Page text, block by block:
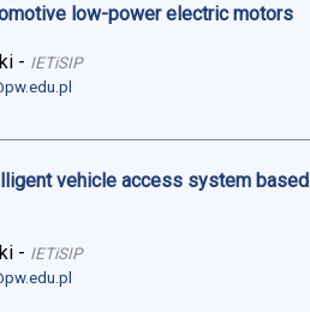
low-power electric motors
- IETiSIP
vehicle access system based
- IETiSIP